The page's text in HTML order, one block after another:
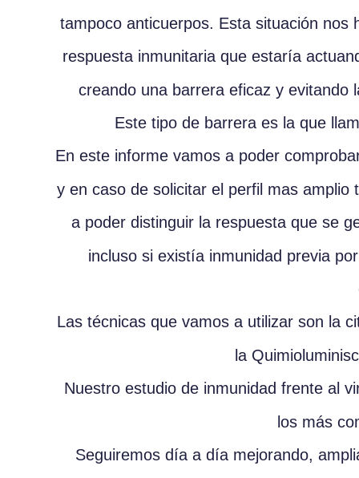
tampoco anticuerpos. Esta situación
respuesta inmunitaria que estaría
creando una barrera eficaz y evitando
Este tipo de barrera es la que
En este informe vamos a poder
y en caso de solicitar el perfil mas
a poder distinguir la respuesta que se
incluso si existía inmunidad previa
Las técnicas que vamos a utilizar son la
la
Nuestro estudio de inmunidad frente al
los más
Seguiremos día a día mejorando,